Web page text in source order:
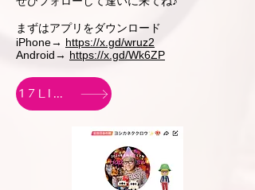
まずはアプリをダウンロード
iPhone→ https://x.gd/wruz2
Android→ https://x.gd/Wk6ZP